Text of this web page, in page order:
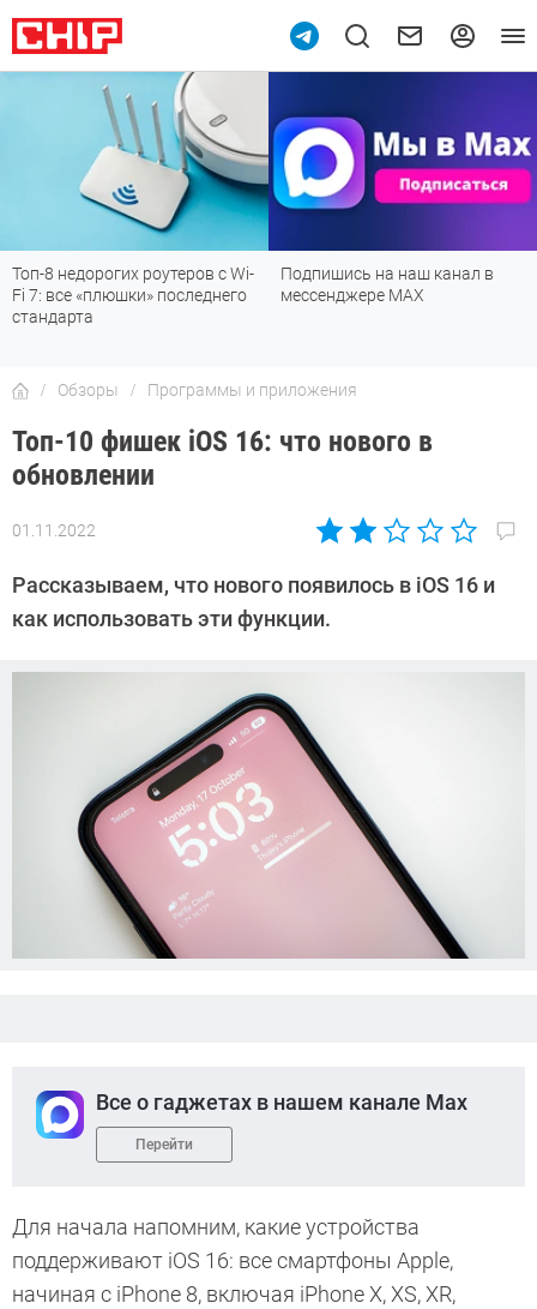
Подпишись на наш канал в
мессенджере МАХ
Рейтинг телевизоров 2026:
лучшие модели для гостиной,
Обзоры Программы и приложения
Топ-10 фишек iOS 16: что нового в
обновлении
01.11.2022
Автор:
Дмитриева
Рассказываем, что нового появилось в iOS 16 и
как использовать эти функции.
Все о гаджетах в нашем канале Max
Перейти
Для начала напомним, какие устройства
поддерживают iOS 16: все смартфоны Apple,
начиная с iPhone 8, включая iPhone X, XS, XR,